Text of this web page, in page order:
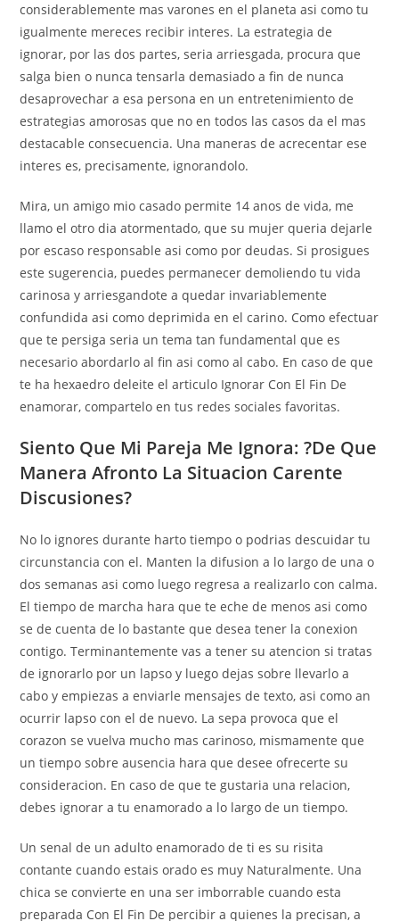
considerablemente mas varones en el planeta asi­ como tu
igualmente mereces recibir interes. La estrategia de
ignorar, por las dos partes, seri­a arriesgada, procura que
salga bien o nunca tensarla demasiado a fin de nunca
desaprovechar a esa persona en un entretenimiento de
estrategias amorosas que no en todos las casos da el mas
destacable consecuencia. Una maneras de acrecentar ese
interes es, precisamente, ignorandolo.
Mira, un amigo mio casado permite 14 anos de vida, me
llamo el otro dia atormentado, que su mujer queri­a dejarle
por escaso responsable asi­ como por deudas. Si prosigues
este sugerencia, puedes permanecer demoliendo tu vida
carinosa y arriesgandote a quedar invariablemente
confundida asi­ como deprimida en el carino. Como efectuar
que te persiga seri­a un tema tan fundamental que es
necesario abordarlo al fin asi­ como al cabo. En caso de que
te ha hexaedro deleite el articulo Ignorar Con El Fin De
enamorar, compartelo en tus redes sociales favoritas.
Siento Que Mi Pareja Me Ignora: ?De Que
Manera Afronto La Situacion Carente
Discusiones?
No lo ignores durante harto tiempo o podrias descuidar tu
circunstancia con el. Manten la difusion a lo largo de una o
dos semanas asi­ como luego regresa a realizarlo con calma.
El tiempo de marcha hara que te eche de menos asi­ como
se de cuenta de lo bastante que desea tener la conexion
contigo. Terminantemente vas a tener su atencion si tratas
de ignorarlo por un lapso y luego dejas sobre llevarlo a
cabo y empiezas a enviarle mensajes de texto, asi­ como an
ocurrir lapso con el de nuevo. La sepa provoca que el
corazon se vuelva mucho mas carinoso, mismamente que
un tiempo sobre ausencia hara que desee ofrecerte su
consideracion. En caso de que te gustaria una relacion,
debes ignorar a tu enamorado a lo largo de un tiempo.
Un senal de un adulto enamorado de ti es su risita
contante cuando estais orado es muy Naturalmente. Una
chica se convierte en una ser imborrable cuando esta
preparada Con El Fin De percibir a quienes la precisan, a